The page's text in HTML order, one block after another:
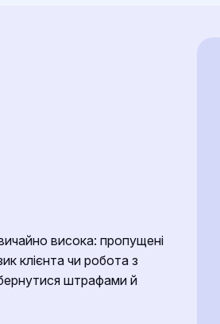
висока: пропущені
клієнта чи робота з
штрафами й